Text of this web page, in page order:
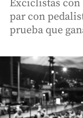
Exciclistas
par con
prueba que